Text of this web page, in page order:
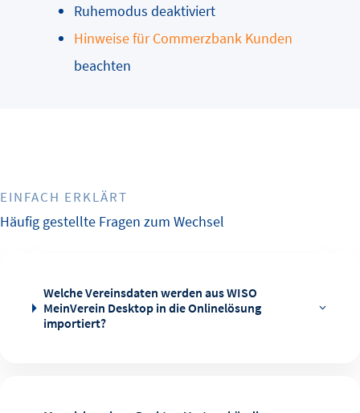
Ruhemodus deaktiviert
Hinweise für Commerzbank Kunden
beachten
EINFACH ERKLÄRT
Häufig gestellte Fragen zum Wechsel
Welche Vereinsdaten werden aus WISO
MeinVerein Desktop in die Onlinelösung
importiert?